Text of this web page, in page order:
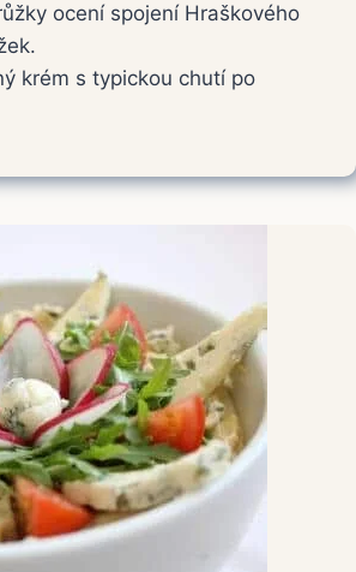
ocení spojení Hraškového
krém s typickou chutí po